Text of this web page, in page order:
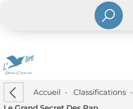
Accueil - Classifications-